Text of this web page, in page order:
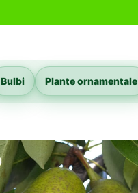
Bulbi Plante ornamentale